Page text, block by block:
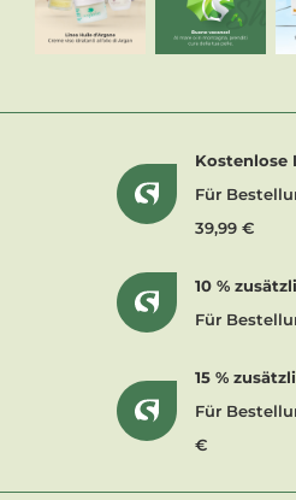
Kostenlose
Für
39,99 €
10 %
Für
15 %
Für
€